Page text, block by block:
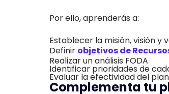
Por ello, aprenderás a:
Establecer la misión, visión y
Definir objetivos de
Realizar un análisis FODA
Identificar prioridades de
Evaluar la efectividad del
Complementa tu